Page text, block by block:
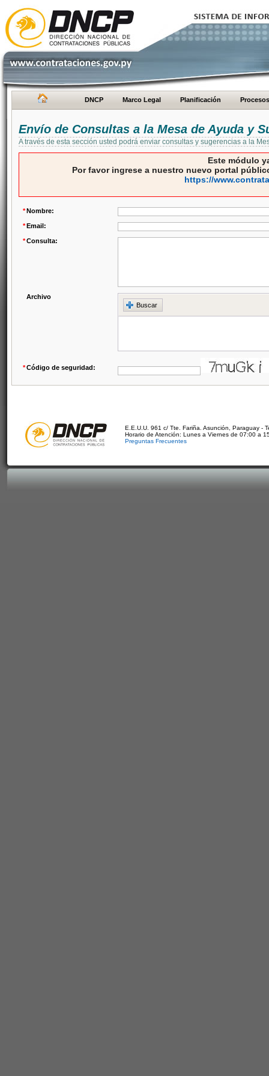
DNCP Marco Legal Planificación Procesos
Envío de Consultas a la Mesa de Ayuda y
A través de esta sección usted podrá enviar consultas y sugerencias a la
Este módulo
Por favor ingrese a nuestro nuevo portal
https://
*Nombre:
*Email:
*Consulta:
Archivo
Buscar
*Código de seguridad:
E.E.U.U. 961 c/ Tte. Fariña. Asunción, Paraguay -
Horario de Atención: Lunes a Viernes de 07:00 a
Preguntas Frecuentes